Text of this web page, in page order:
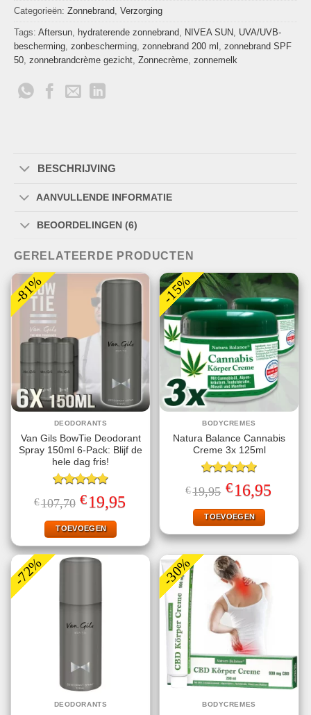
Categorieën: Zonnebrand, Verzorging
Tags: Aftersun, hydraterende zonnebrand, NIVEA SUN, UVA/UVB-
bescherming, zonbescherming, zonnebrand 200 ml , zonnebrand SPF
50, zonnebrandcrème gezicht, Zonnecrème, zonnemelk
BESCHRIJVING
AANVULLENDE INFORMATIE
BEOORDELINGEN (6)
GERELATEERDE PRODUCTEN
-81%
DEODORANTS
Van Gils BowTie Deodorant
Spray 150ml 6-Pack: Blijf de
hele dag fris!
Gewaardeerd
5.00uit 5
€107,70 Oorspronkelijke
prijs
was:
€107,70.
€19,95
TOEVOEGEN
-15%
BODYCREMES
Natura Balance Cannabis
Creme 3x 125ml
Gewaardeerd
5.00uit 5
€19,95 Oorspronkelijke
prijs
was:
€19,95.
€16,95prijs
TOEVOEGEN
-72%
DEODORANTS
-30%
BODYCREMES